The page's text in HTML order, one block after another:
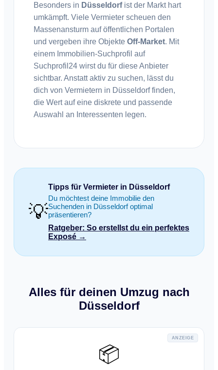
Besonders in Düsseldorfist der Markt hart
umkämpft. Viele Vermieter scheuen den
Massenansturm auf öffentlichen Portalen
und vergeben ihre Objekte Off-Market. Mit
einem Immobilien-Suchprofil auf
Suchprofil24 wirst du für diese Anbieter
sichtbar. Anstatt aktiv zu suchen, lässt du
dich von Vermietern in Düsseldorf finden,
die Wert auf eine diskrete und passende
Auswahl an Interessenten legen.
💡
Tipps für Vermieter in Düsseldorf
Du möchtest deine Immobilie den
Suchenden in Düsseldorf optimal
präsentieren?
Ratgeber: So erstellst du ein perfektes
Exposé →
Alles für deinen Umzug nach
Düsseldorf
ANZEIGE
📦